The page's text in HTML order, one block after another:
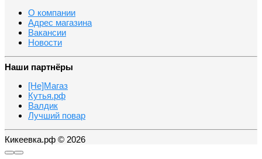
О компании
Адрес магазина
Вакансии
Новости
Наши партнёры
[Не]Магаз
Кутья.рф
Валдик
Лучший повар
Кикеевка.рф © 2026